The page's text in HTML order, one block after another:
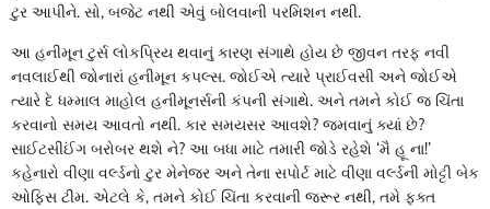
ટુર આપીને. સો, બજેટ નથી એવું બોલવાની પરમિશન નથી.
આ હનીમૂન ટુર્સ લોકપ્રિય થવાનું કારણ સંગાથે હોય છે જીવન તરફ નવી
નવલાઈથી જોનારાં હનીમૂન કપલ્સ. જોઈએ ત્યારે પ્રાઈવસી અને જોઈએ
ત્યારે દે ધમ્માલ માહોલ હનીમૂનર્સની કંપની સંગાથે. અને તમને કોઈ જ ચિંતા
કરવાનો સમય આવતો નથી. કાર સમયસર આવશે? જમવાનું ક્યાં છે?
સાઈટસીઈંગ બરોબર થશે ને? આ બધા માટે તમારી જોડે રહેશે ‘મૈ હૂ ના!’
કહેનારો વીણા વર્લ્ડનો ટુર મેનેજર અને તેના સપોર્ટ માટે વીણા વર્લ્ડની મોટ્ટી બેક
ઓફિસ ટીમ. એટલે કે, તમને કોઈ ચિંતા કરવાની જરૂર નથી, તમે ફક્ત